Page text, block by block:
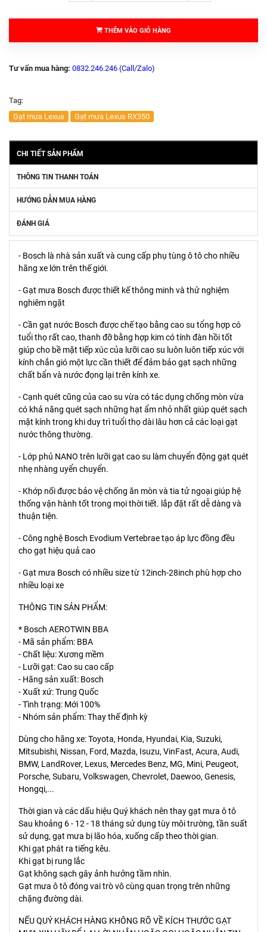
THÊM VÀO GIỎ HÀNG
Tư vấn mua hàng: 0832.246.246 (Call/Zalo)
Tag:
Gạt mưa Lexus
Gạt mưa Lexus RX350
CHI TIẾT SẢN PHẨM
THÔNG TIN THANH TOÁN
HƯỚNG DẪN MUA HÀNG
ĐÁNH GIÁ
- Bosch là nhà sản xuất và cung cấp phụ tùng ô tô cho nhiều
hãng xe lớn trên thế giới.
- Gạt mưa Bosch được thiết kế thông minh và thử nghiệm
nghiêm ngặt
- Cần gạt nước Bosch được chế tạo bằng cao su tổng hợp có
tuổi thọ rất cao, thanh đỡ bằng hợp kim có tính đàn hồi tốt
giúp cho bề mặt tiếp xúc của lưỡi cao su luôn luôn tiếp xúc với
kính chắn gió một lực cần thiết để đảm bảo gạt sạch những
chất bẩn và nước đọng lại trên kính xe.
- Cạnh quét cũng của cao su vừa có tác dụng chống mòn vừa
có khả năng quét sạch những hạt ẩm nhỏ nhất giúp quét sạch
mặt kính trong khi duy trì tuổi thọ dài lâu hơn cả các loại gạt
nước thông thường.
- Lớp phủ NANO trên lưỡi gạt cao su làm chuyển động gạt quét
nhẹ nhàng uyển chuyển.
- Khớp nối được bảo vệ chống ăn mòn và tia tử ngoại giúp hệ
thống vận hành tốt trong mọi thời tiết. lắp đặt rất dễ dàng và
thuận tiện.
- Công nghệ Bosch Evodium Vertebrae tạo áp lực đồng đều
cho gạt hiệu quả cao
- Gạt mưa Bosch có nhiều size từ 12inch-28inch phù hợp cho
nhiều loại xe
THÔNG TIN SẢN PHẨM:
* Bosch AEROTWIN BBA
- Mã sản phẩm: BBA
- Chất liệu: Xương mềm
- Lưỡi gạt: Cao su cao cấp
- Hãng sản xuất: Bosch
- Xuất xứ: Trung Quốc
- Tình trạng: Mới 100%
- Nhóm sản phẩm: Thay thế định kỳ
Dùng cho hãng xe: Toyota, Honda, Hyundai, Kia, Suzuki,
Mitsubishi, Nissan, Ford, Mazda, Isuzu, VinFast, Acura, Audi,
BMW, LandRover, Lexus, Mercedes Benz, MG, Mini, Peugeot,
Porsche, Subaru, Volkswagen, Chevrolet, Daewoo, Genesis,
Hongqi,...
Thời gian và các dấu hiệu Quý khách nên thay gạt mưa ô tô
Sau khoảng 6 - 12 - 18 tháng sử dụng tùy môi trường, tần suất
sử dụng, gạt mưa bị lão hóa, xuống cấp theo thời gian.
Khi gạt phát ra tiếng kêu.
Khi gạt bị rung lắc
Gạt không sạch gây ảnh hưởng tầm nhìn.
Gạt mưa ô tô đóng vai trò vô cùng quan trọng trên những
chặng đường dài.
NẾU QUÝ KHÁCH HÀNG KHÔNG RÕ VỀ KÍCH THƯỚC GẠT